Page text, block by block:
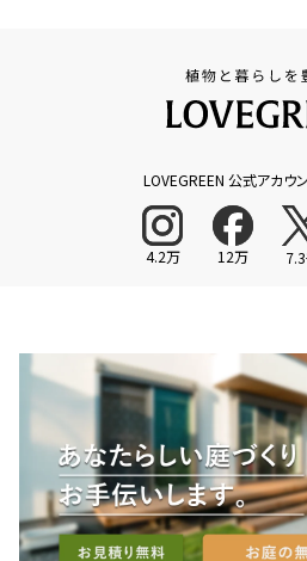
LOVEGREEN 公式アカウン
4.2万 12万